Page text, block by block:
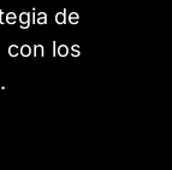
de
con los
.